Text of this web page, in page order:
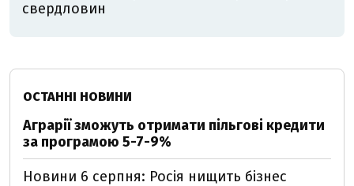
свердловин
ОСТАННІ НОВИНИ
Аграрії зможуть отримати пільгові кредити
за програмою 5-7-9%
Новини 6 серпня: Росія нищить бізнес